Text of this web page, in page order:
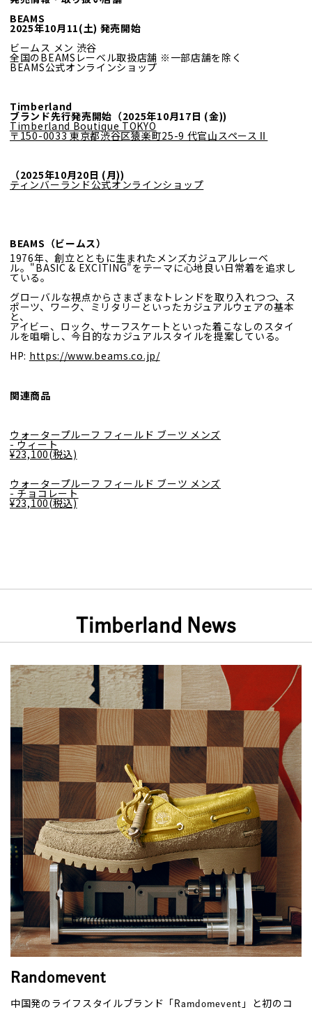
BEAMS
2025年10月11(土) 発売開始
ビームス メン 渋谷
全国のBEAMSレーベル取扱店舗 ※一部店舗を除く
BEAMS公式オンラインショップ
Timberland
ブランド先行発売開始（2025年10月17日 (金))
Timberland Boutique TOKYO
〒150-0033 東京都渋谷区猿楽町25-9 代官山スペースⅡ
（2025年10月20日 (月))
ティンバーランド公式オンラインショップ
BEAMS（ビームス）
1976年、創立とともに生まれたメンズカジュアルレーベ
ル。 "BASIC & EXCITING"をテーマに心地良い日常着を追求し
ている。
グローバルな視点からさまざまなトレンドを取り入れつつ、ス
ポーツ、ワーク、ミリタリーといったカジュアルウェアの基本
と、
アイビー、ロック、サーフスケートといった着こなしのスタイ
ルを咀嚼し、今日的なカジュアルスタイルを提案している。
HP: https://www.beams.co.jp/
関連商品
ウォータープルーフ フィールド ブーツ メンズ
- ウィート
¥23,100(税込)
ウォータープルーフ フィールド ブーツ メンズ
- チョコレート
¥23,100(税込)
Timberland News
Randomevent
中国発のライフスタイルブランド「Ramdomevent」と初のコ